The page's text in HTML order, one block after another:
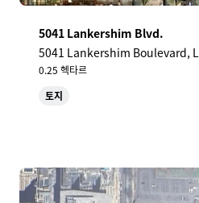
5041 Lankershim Blvd.
5041 Lankershim Boulevard,
US
0.25 헥타르
토지